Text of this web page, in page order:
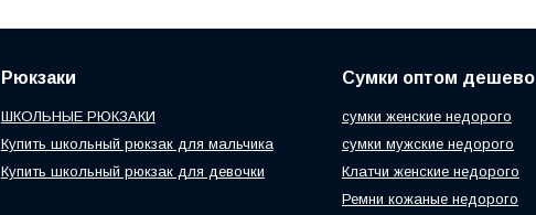
Рюкзаки
ШКОЛЬНЫЕ РЮКЗАКИ
Купить школьный рюкзак для мальчика
Купить школьный рюкзак для девочки
Сумки оптом дешево
сумки женские недорого
сумки мужские недорого
Клатчи женские недорого
Ремни кожаные недорого